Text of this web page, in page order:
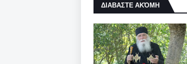
ΔΙΑΒΑΣΤΕ ΑΚΌΜΗ